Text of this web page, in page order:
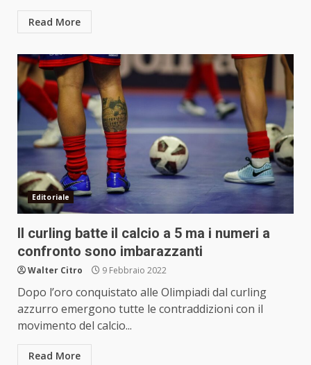
Read More
Editoriale
Il curling batte il calcio a 5 ma i numeri a
confronto sono imbarazzanti
Walter Citro 9 Febbraio 2022
Dopo l’oro conquistato alle Olimpiadi dal curling
azzurro emergono tutte le contraddizioni con il
movimento del calcio...
Read More